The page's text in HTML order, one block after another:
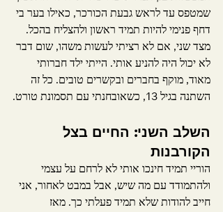
שמטפס עד לראש גבעת הכורכר, כאילו בער בי
דחף פנימי להיות תמיד ראשון ולהצליח בהכל.
מצד שני, אם לא רציתי לעשות משהו, שום דבר
לא יכול היה להניע אותי. הייתי ילד חברותי
מאוד, מוקף בחברים ובקשרים טובים. כל זה
השתנה בגיל 13, כשאובחנתי עם תסמונת טורט.
השלב השני: החיים בצל
הקורבנות
הוריי תמיד חינכו אותי לא לרחם על עצמי
ולהתמודד עם מה שיש, אבל במבט לאחור, אני
חייב להודות שלא תמיד פעלתי כך. מאז